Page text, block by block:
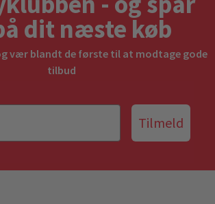
dit næste køb
vær blandt de første til at modtage gode
tilbud
Tilmeld